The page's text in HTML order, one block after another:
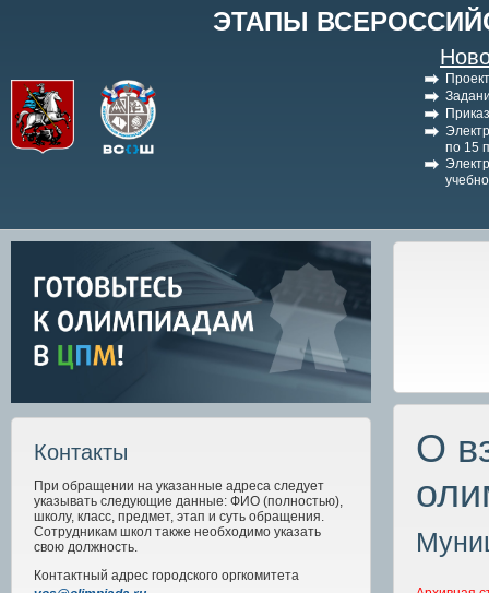
ЭТАПЫ
по 15
Контакты
При обращении на указанные адреса следует
указывать следующие данные: ФИО (полностью),
школу, класс, предмет, этап и суть обращения.
Сотрудникам школ также необходимо указать
свою должность.
Контактный адрес городского оргкомитета
О